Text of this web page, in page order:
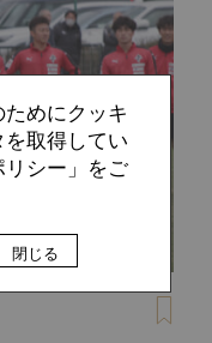
めにクッキ
取得してい
リシー」をご
閉じる